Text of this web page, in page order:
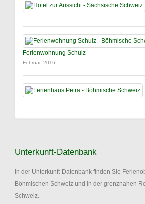
Ferienwohnung Schulz
Februar, 2016
Unterkunft-Datenbank
In der Unterkunft-Datenbank finden Sie
Böhmischen Schweiz und in der grenznahen
Schweiz.